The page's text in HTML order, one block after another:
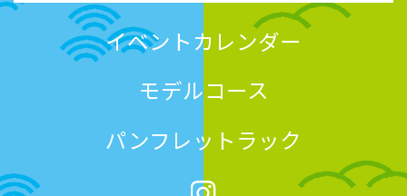
イベントカレンダー
モデルコース
パンフレットラック